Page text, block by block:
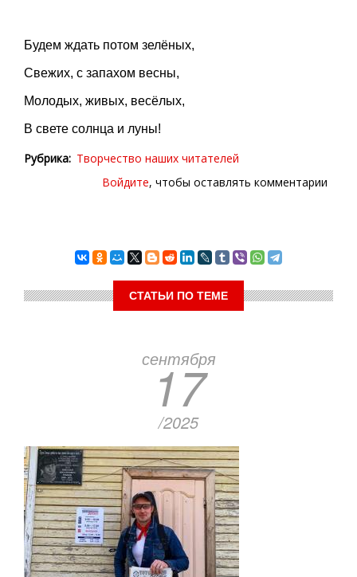
Будем ждать потом зелёных,
Свежих, с запахом весны,
Молодых, живых, весёлых,
В свете солнца и луны!
Рубрика Творчество наших читателей
Войдите, чтобы оставлять комментарии
СТАТЬИ ПО ТЕМЕ
сентября
17
/2025